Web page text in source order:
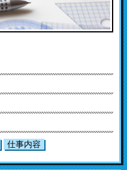
仕事内容